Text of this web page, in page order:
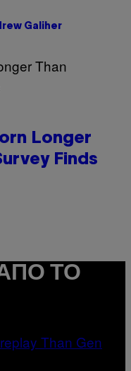
Galiher
Longer
Finds
ΤΟ